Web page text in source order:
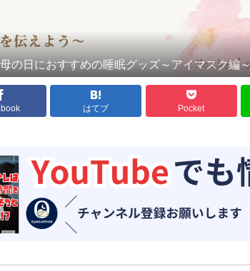
の日におすすめの睡眠グッズ～アイマスク編
はてブ Pocket